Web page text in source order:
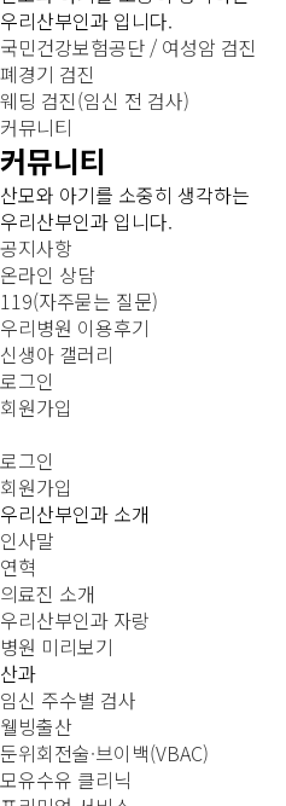
우리산부인과 입니다.
국민건강보험공단 / 여성암 검진
폐경기 검진
웨딩 검진(임신 전 검사)
커뮤니티
커뮤니티
산모와 아기를 소중히 생각하는
우리산부인과 입니다.
공지사항
온라인 상담
119(자주묻는 질문)
우리병원 이용후기
신생아 갤러리
로그인
회원가입
로그인
회원가입
우리산부인과 소개
인사말
연혁
의료진 소개
우리산부인과 자랑
병원 미리보기
산과
임신 주수별 검사
웰빙출산
둔위회전술·브이백(VBAC)
모유수유 클리닉